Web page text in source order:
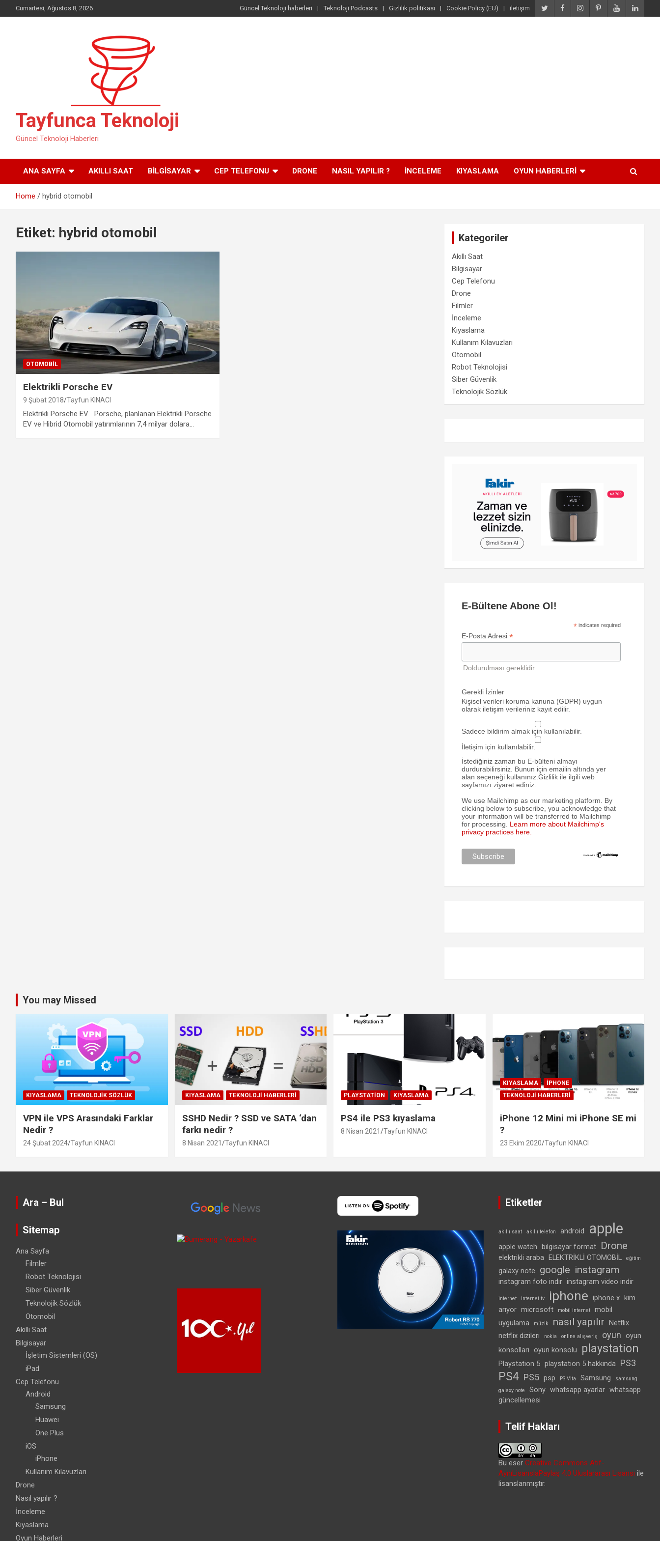
to
Cumartesi, Ağustos 8, 2026 Güncel Teknoloji haberleri Teknoloji Podcasts Gizlilik politikası Cookie Policy (EU) iletişim
Tayfunca Teknoloji
Güncel Teknoloji Haberleri
ANA SAYFA AKILLI SAAT BILGISAYAR CEP TELEFONU DRONE NASIL YAPILIR ? İNCELEME KIYASLAMA OYUN HABERLERI
Home hybrid otomobil
Etiket: hybrid otomobil
OTOMOBIL
Elektrikli Porsche EV
9 Şubat 2018 Tayfun KINACI
Elektrikli Porsche EV Porsche, planlanan Elektrikli Porsche
EV ve Hibrid Otomobil yatırımlarının 7,4 milyar dolara…
Kategoriler
Akıllı Saat
Bilgisayar
Cep Telefonu
Drone
Filmler
İnceleme
Kıyaslama
Kullanım Kılavuzları
Otomobil
Robot Teknolojisi
Siber Güvenlik
Teknolojik Sözlük
E-Bültene Abone Ol!
*indicates required
E-Posta Adresi*
Doldurulması gereklidir.
Gerekli İzinler
Kişisel verileri koruma kanuna (GDPR) uygun
olarak iletişim verileriniz kayıt edilir.
Sadece bildirim almak için kullanılabilir.
İletişim için kullanılabilir.
İstediğiniz zaman bu E-bülteni almayı
durdurabilirsiniz. Bunun için emailin altında yer
alan seçeneği kullanınız.Gizlilik ile ilgili web
sayfamızı ziyaret ediniz.
We use Mailchimp as our marketing platform. By
clicking below to subscribe, you acknowledge that
your information will be transferred to Mailchimp
for processing. Learn more about Mailchimp's
privacy practices here.
You may Missed
KIYASLAMA TEKNOLOJIK SÖZLÜK
VPN ile VPS Arasındaki Farklar
Nedir ?
24 Şubat 2024 Tayfun KINACI
KIYASLAMA TEKNOLOJI HABERLERI
SSHD Nedir ? SSD ve SATA ‘dan
farkı nedir ?
8 Nisan 2021 Tayfun KINACI
PLAYSTATION KIYASLAMA
PS4 ile PS3 kıyaslama
8 Nisan 2021 Tayfun KINACI
KIYASLAMA
IPHONE
TEKNOLOJI HABERLERI
iPhone 12 Mini mi iPhone SE mi
?
23 Ekim 2020 Tayfun KINACI
Ara – Bul
Sitemap
Ana Sayfa
Filmler
Robot Teknolojisi
Siber Güvenlik
Teknolojik Sözlük
Otomobil
Akıllı Saat
Bilgisayar
İşletim Sistemleri (OS)
iPad
Cep Telefonu
Android
Samsung
Huawei
One Plus
iOS
iPhone
Kullanım Kılavuzları
Drone
Nasıl yapılır ?
İnceleme
Kıyaslama
Oyun Haberleri
Etiketler
akıllı saat akıllı telefon android apple
apple watch bilgisayar format Drone
elektrikli araba ELEKTRİKLİ OTOMOBİL eğitim
galaxy note google instagram
instagram foto indir instagram video indir
internet internet tv iphone iphone x kim
arıyor microsoft mobil internet
mobil
uygulama
müzik nasıl yapılır Netflix
netflix dizileri
nokia online alışveriş oyun
oyun
konsolları
oyun konsolu playstation
Playstation 5 playstation 5 hakkında PS3
PS4 PS5 psp PS Vita Samsung
samsung
galaxy note
Sony whatsapp ayarlar whatsapp
güncellemesi
Telif Hakları
Bu eser Creative Commons Atıf-
AynıLisanslaPaylaş 4.0 Uluslararası Lisansı ile
lisanslanmıştır.